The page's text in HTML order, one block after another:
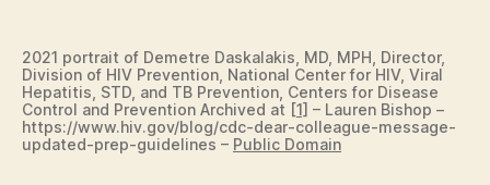
2021 portrait of Demetre Daskalakis, MD, MPH, Director,
Division of HIV Prevention, National Center for HIV, Viral
Hepatitis, STD, and TB Prevention, Centers for Disease
Control and Prevention Archived at [1] – Lauren Bishop –
https://www.hiv.gov/blog/cdc-dear-colleague-message-
updated-prep-guidelines – Public Domain